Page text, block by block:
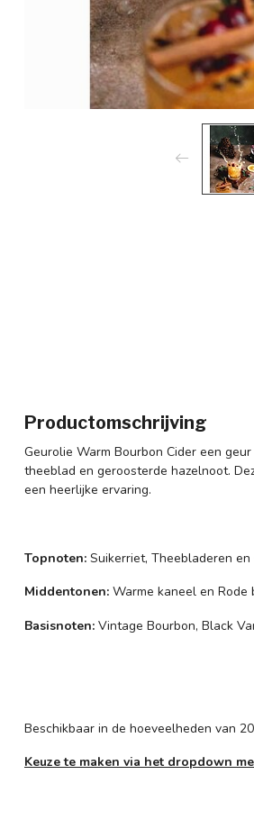
Productomschrijving
Geurolie Warm Bourbon Cider een
theeblad en geroosterde hazelnoot.
een heerlijke ervaring.
Topnoten: Suikerriet, Theebladeren
Middentonen: Warme kaneel en Rode
Basisnoten: Vintage Bourbon, Black
Beschikbaar in de hoeveelheden van
Keuze te maken via het dropdown